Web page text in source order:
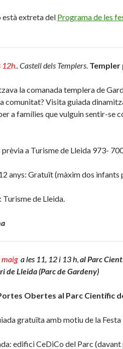
està extreta del Programa de les
12h. Castell dels Templers. Templer
la comanada templera de
comunitat? Visita guiada
a famílies que vulguin sentir-se
a Turisme de Lleida 973-
anys: Gratuït (màxim dos infants
de Lleida.
a les 11, 12 i 13 h, al Parc
de Lleida (Parc de Gardeny)
Obertes al Parc Científic
gratuïta amb motiu de la Festa
edifici CeDiCo del Parc (davant